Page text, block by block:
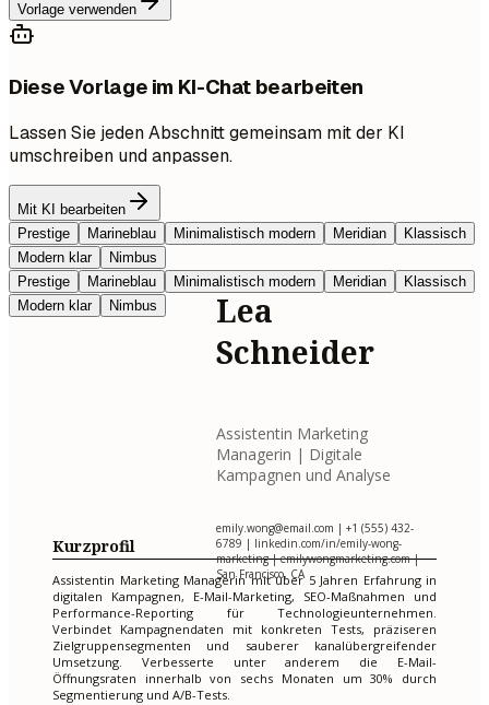
Vorlage verwenden
Diese Vorlage im KI-Chat bearbeiten
Lassen Sie jeden Abschnitt gemeinsam mit der KI
umschreiben und anpassen.
Mit KI bearbeiten
Prestige
Marineblau Minimalistisch modern Meridian
Klassisch
Modern klar
Nimbus
Prestige
Marineblau Minimalistisch modern Meridian
Klassisch
Modern klar
Nimbus
Lea
Schneider
Assistentin Marketing
Managerin | Digitale
Kampagnen und Analyse
emily.wong@email.com | +1 (555) 432-
6789 | linkedin.com/in/emily-wong-
marketing | emilywongmarketing.com |
San Francisco, CA
Kurzprofil
Assistentin Marketing Managerin mit über 5 Jahren Erfahrung in
digitalen Kampagnen, E-Mail-Marketing, SEO-Maßnahmen und
Performance-Reporting für Technologieunternehmen.
Verbindet Kampagnendaten mit konkreten Tests, präziseren
Zielgruppensegmenten und sauberer kanalübergreifender
Umsetzung. Verbesserte unter anderem die E-Mail-
Öffnungsraten innerhalb von sechs Monaten um 30% durch
Segmentierung und A/B-Tests.